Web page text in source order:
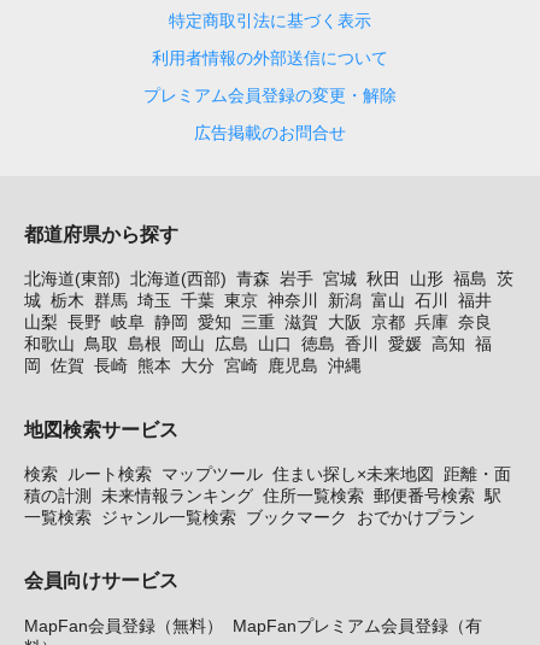
特定商取引法に基づく表示
利用者情報の外部送信について
プレミアム会員登録の変更・解除
広告掲載のお問合せ
都道府県から探す
北海道(東部) 北海道(西部) 青森 岩手 宮城 秋田 山形 福島 茨
城 栃木 群馬 埼玉 千葉 東京 神奈川 新潟 富山 石川
福井
山梨 長野 岐阜 静岡 愛知 三重 滋賀 大阪 京都 兵庫 奈良
和歌山 鳥取 島根 岡山 広島 山口 徳島 香川 愛媛 高知 福
岡
佐賀 長崎 熊本 大分 宮崎 鹿児島 沖縄
地図検索サービス
検索 ルート検索 マップツール 住まい探し×未来地図
距離・面
積の計測
未来情報ランキング 住所一覧検索 郵便番号検索 駅
一覧検索 ジャンル一覧検索 ブックマーク おでかけプラン
会員向けサービス
MapFan会員登録（無料）
MapFanプレミアム会員登録（有